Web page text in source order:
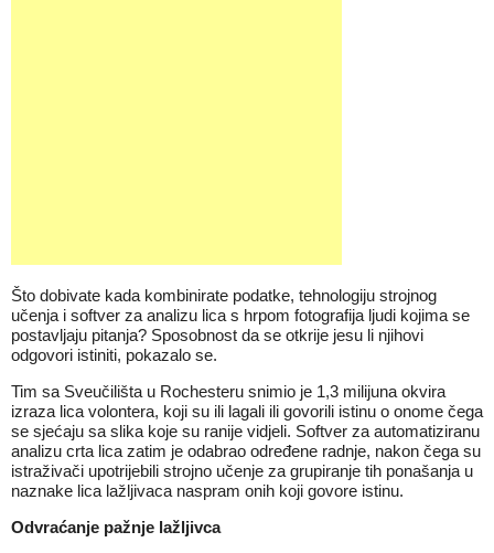
Što dobivate kada kombinirate podatke, tehnologiju strojnog
učenja i softver za analizu lica s hrpom fotografija ljudi kojima se
postavljaju pitanja? Sposobnost da se otkrije jesu li njihovi
odgovori istiniti, pokazalo se.
Tim sa Sveučilišta u Rochesteru snimio je 1,3 milijuna okvira
izraza lica volontera, koji su ili lagali ili govorili istinu o onome čega
se sjećaju sa slika koje su ranije vidjeli. Softver za automatiziranu
analizu crta lica zatim je odabrao određene radnje, nakon čega su
istraživači upotrijebili strojno učenje za grupiranje tih ponašanja u
naznake lica lažljivaca naspram onih koji govore istinu.
Odvraćanje pažnje lažljivca